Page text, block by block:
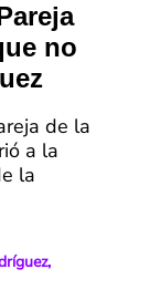
no
de la
a la
la